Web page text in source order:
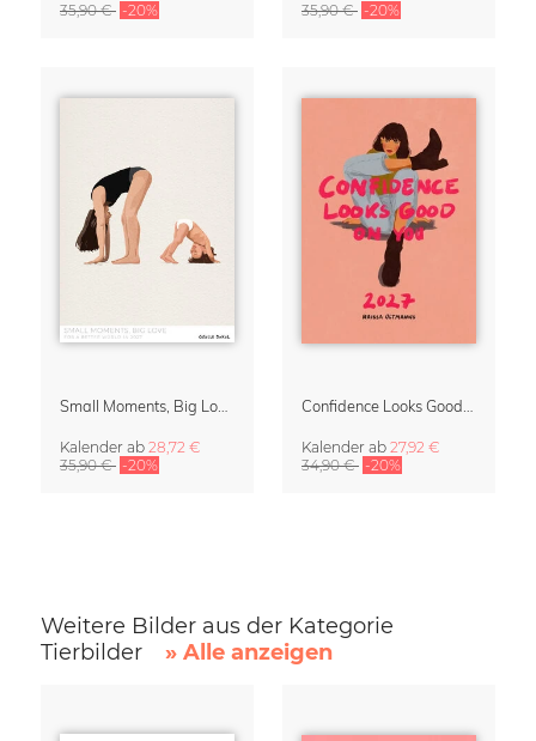
35,90 € -20%
35,90 € -20%
Small Moments, Big Love – Mutterschaftskalender von Giselle Dekel
Kalender ab 28,72 €
35,90 € -20%
Confidence Looks Good On You Kalender 2027
Kalender ab 27,92 €
34,90 € -20%
Weitere Bilder aus der Kategorie
Tierbilder
» Alle anzeigen